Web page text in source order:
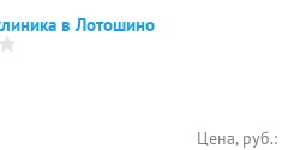
в Лотошино
Цена, руб.: